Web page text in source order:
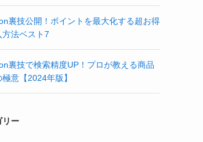
裏技公開！ポイントを最大化する超お得
方法ベスト7
裏技で検索精度UP！プロが教える商品
意【2024年版】
リー